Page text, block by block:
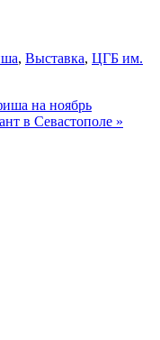
, Выставка, ЦГБ им.
на ноябрь
в Севастополе »